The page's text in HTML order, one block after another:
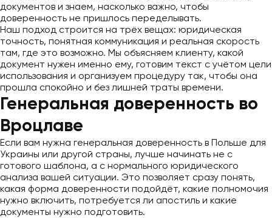
документов и знаем, насколько важно, чтобы
доверенность не пришлось переделывать.
Наш подход строится на трёх вещах: юридическая
точность, понятная коммуникация и реальная скорость
там, где это возможно. Мы объясняем клиенту, какой
документ нужен именно ему, готовим текст с учётом цели
использования и организуем процедуру так, чтобы она
прошла спокойно и без лишней траты времени.
Генеральная доверенность во
Вроцлаве
Если вам нужна генеральная доверенность в Польше для
Украины или другой страны, лучше начинать не с
готового шаблона, а с нормального юридического
анализа вашей ситуации. Это позволяет сразу понять,
какая форма доверенности подойдёт, какие полномочия
нужно включить, потребуется ли апостиль и какие
документы нужно подготовить.